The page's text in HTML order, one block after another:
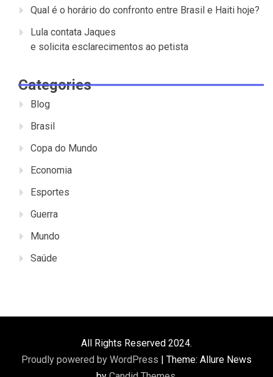
Qual é o horário do confronto entre Brasil e Haiti hoje?
Lula contata Jaques
e solicita esclarecimentos ao petista
Categories
Blog
Brasil
Copa do Mundo
Economia
Esportes
Guerra
Mundo
Saúde
All Rights Reserved 2024.
Proudly powered by WordPress | Theme: Allure News